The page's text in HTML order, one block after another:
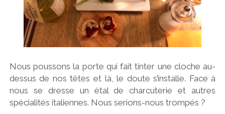
Nous poussons la porte qui fait tinter une cloche au-
dessus de nos têtes et là, le doute s’installe. Face à
nous se dresse un étal de charcuterie et autres
spécialités italiennes. Nous serions-nous trompés ?